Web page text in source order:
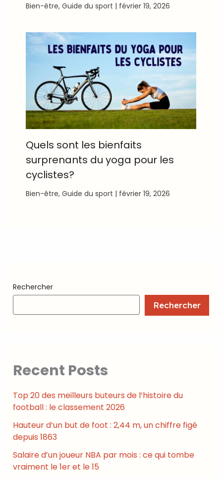
Bien-être, Guide du sport | février 19, 2026
Quels sont les bienfaits
surprenants du yoga pour les
cyclistes?
Bien-être, Guide du sport | février 19, 2026
Rechercher
Rechercher
Recent Posts
Top 20 des meilleurs buteurs de l’histoire du
football : le classement 2026
Hauteur d’un but de foot : 2,44 m, un chiffre figé
depuis 1863
Salaire d’un joueur NBA par mois : ce qui tombe
vraiment le 1er et le 15